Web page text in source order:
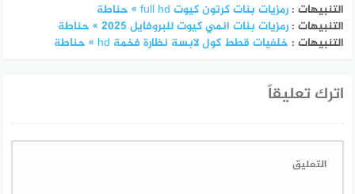
التنبيهات :رمزيات بنات كرتون كيوت full hd » حناطة
التنبيهات :رمزيات بنات انمي كيوت للبروفايل 2025 » حناطة
التنبيهات : خلفيات قطط كول لابسة نظارة فخمة hd » حناطة
اترك تعليقاً